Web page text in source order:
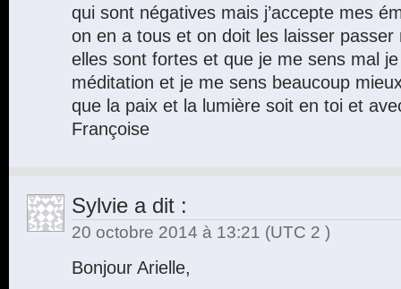
qui sont négatives mais j’accepte mes
on en a tous et on doit les laisser
elles sont fortes et que je me sens mal
méditation et je me sens beaucoup
que la paix et la lumière soit en toi et
Françoise
Sylvie a dit :
20 octobre 2014 à 13:21 (UTC 2 )
Bonjour Arielle,